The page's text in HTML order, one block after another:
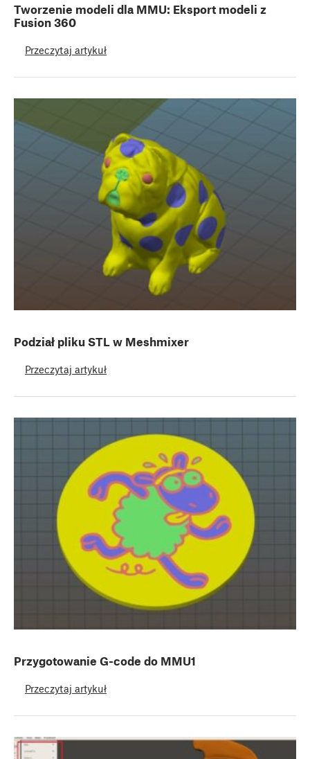
Tworzenie modeli dla MMU: Eksport modeli z
Fusion 360
Przeczytaj artykuł
Podział pliku STL w Meshmixer
Przeczytaj artykuł
Przygotowanie G-code do MMU1
Przeczytaj artykuł